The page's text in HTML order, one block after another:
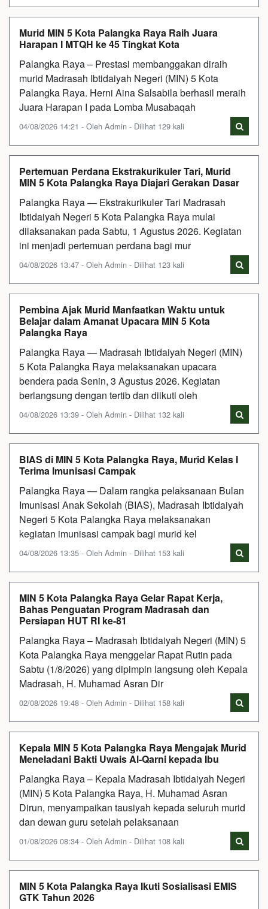
Murid MIN 5 Kota Palangka Raya Raih Juara
Harapan I MTQH ke 45 Tingkat Kota
Palangka Raya – Prestasi membanggakan diraih
murid Madrasah Ibtidaiyah Negeri (MIN) 5 Kota
Palangka Raya. Herni Aina Salsabila berhasil meraih
Juara Harapan I pada Lomba Musabaqah
04/08/2026 14:21 - Oleh Admin - Dilihat 129 kali
Pertemuan Perdana Ekstrakurikuler Tari, Murid
MIN 5 Kota Palangka Raya Diajari Gerakan Dasar
Palangka Raya — Ekstrakurikuler Tari Madrasah
Ibtidaiyah Negeri 5 Kota Palangka Raya mulai
dilaksanakan pada Sabtu, 1 Agustus 2026. Kegiatan
ini menjadi pertemuan perdana bagi mur
04/08/2026 13:47 - Oleh Admin - Dilihat 123 kali
Pembina Ajak Murid Manfaatkan Waktu untuk
Belajar dalam Amanat Upacara MIN 5 Kota
Palangka Raya
Palangka Raya — Madrasah Ibtidaiyah Negeri (MIN)
5 Kota Palangka Raya melaksanakan upacara
bendera pada Senin, 3 Agustus 2026. Kegiatan
berlangsung dengan tertib dan diikuti oleh
04/08/2026 13:39 - Oleh Admin - Dilihat 132 kali
BIAS di MIN 5 Kota Palangka Raya, Murid Kelas I
Terima Imunisasi Campak
Palangka Raya — Dalam rangka pelaksanaan Bulan
Imunisasi Anak Sekolah (BIAS), Madrasah Ibtidaiyah
Negeri 5 Kota Palangka Raya melaksanakan
kegiatan imunisasi campak bagi murid kel
04/08/2026 13:35 - Oleh Admin - Dilihat 153 kali
MIN 5 Kota Palangka Raya Gelar Rapat Kerja,
Bahas Penguatan Program Madrasah dan
Persiapan HUT RI ke-81
Palangka Raya – Madrasah Ibtidaiyah Negeri (MIN) 5
Kota Palangka Raya menggelar Rapat Rutin pada
Sabtu (1/8/2026) yang dipimpin langsung oleh Kepala
Madrasah, H. Muhamad Asran Dir
02/08/2026 19:48 - Oleh Admin - Dilihat 158 kali
Kepala MIN 5 Kota Palangka Raya Mengajak Murid
Meneladani Bakti Uwais Al-Qarni kepada Ibu
Palangka Raya – Kepala Madrasah Ibtidaiyah Negeri
(MIN) 5 Kota Palangka Raya, H. Muhamad Asran
Dirun, menyampaikan tausiyah kepada seluruh murid
dan dewan guru setelah pelaksanaan
01/08/2026 08:34 - Oleh Admin - Dilihat 108 kali
MIN 5 Kota Palangka Raya Ikuti Sosialisasi EMIS
GTK Tahun 2026